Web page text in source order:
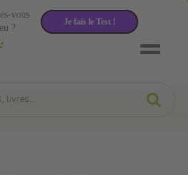
?
vous
Je fais le Test !